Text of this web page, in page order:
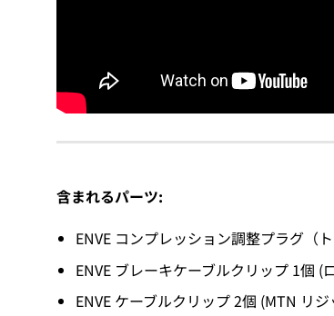
含まれるパーツ:
ENVE コンプレッション調整プラグ（
ENVE ブレーキケーブルクリップ 1個 (
ENVE ケーブルクリップ 2個 (MTN リ